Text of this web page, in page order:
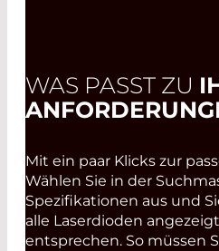
WAS PASST ZU
Mit ein paar Klicks zur
Wählen Sie in der
Spezifikationen aus und
alle Laserdioden
entsprechen. So müssen